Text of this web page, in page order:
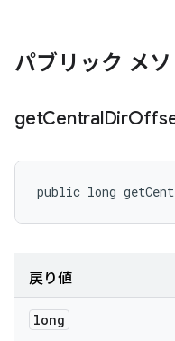
パブリック メ
getCentralDir
public long
戻り値
long